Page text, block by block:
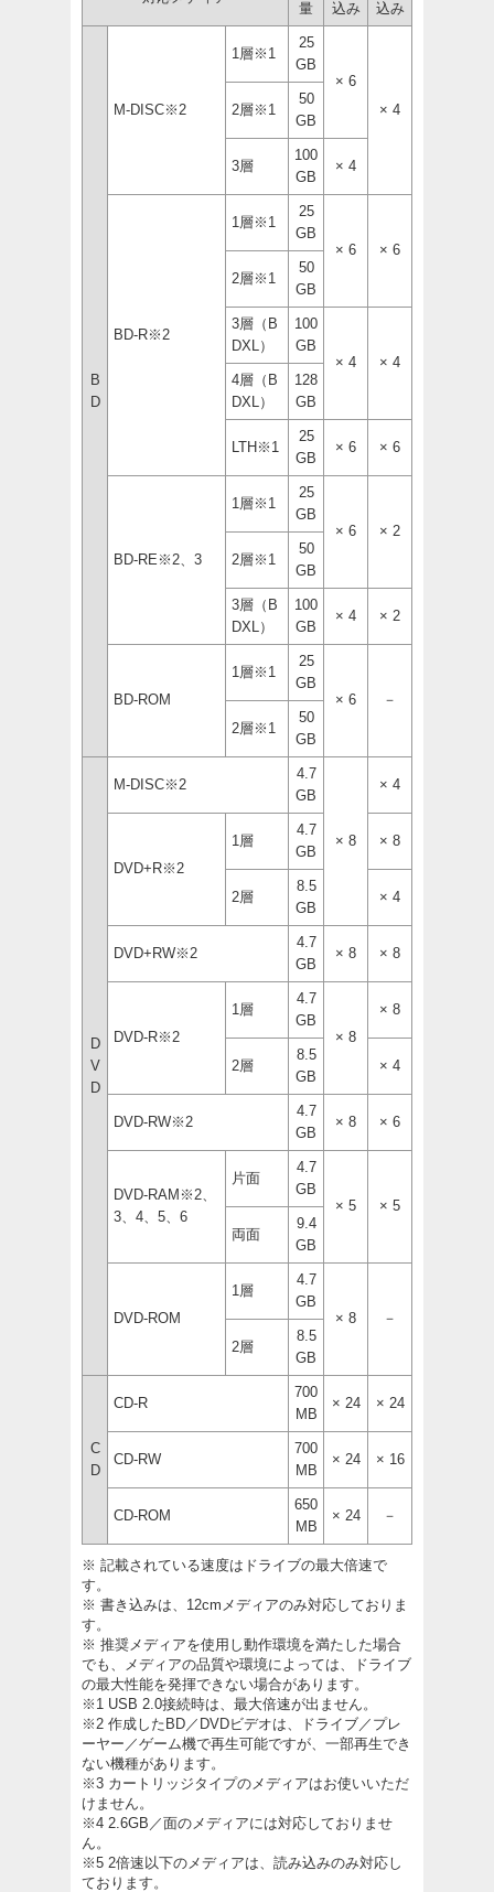
量 込み 込み
B
D
M-DISC※2
1層※1
25
GB
× 6
× 4
2層※1
50
GB
3層
100
GB
× 4
BD-R※2
1層※1
25
GB
× 6
× 6
2層※1
50
GB
3層（B
DXL）
100
GB
× 4
× 4
4層（B
DXL）
128
GB
LTH※1
25
GB
× 6 × 6
BD-RE※2、3
1層※1
25
GB
× 6
× 2
2層※1
50
GB
3層（B
DXL）
100
GB
× 4 × 2
BD-ROM
1層※1
25
GB
× 6
－
2層※1
50
GB
D
V
D
M-DISC※2
4.7
GB
× 8
× 4
DVD+R※2
1層
4.7
GB
× 8
2層
8.5
GB
× 4
DVD+RW※2
4.7
GB
× 8 × 8
DVD-R※2
1層
4.7
GB
× 8
× 8
2層
8.5
GB
× 4
DVD-RW※2
4.7
GB
× 8 × 6
DVD-RAM※2、
3、4、5、6
片面
4.7
GB
× 5
× 5
両面
9.4
GB
DVD-ROM
1層
4.7
GB
× 8
－
2層
8.5
GB
C
D
CD-R
700
MB
× 24 × 24
CD-RW
700
MB
× 24 × 16
CD-ROM
650
MB
× 24 －
※ 記載されている速度はドライブの最大倍速で
す。
※ 書き込みは、12cmメディアのみ対応しておりま
す。
※ 推奨メディアを使用し動作環境を満たした場合
でも、メディアの品質や環境によっては、ドライブ
の最大性能を発揮できない場合があります。
※1 USB 2.0接続時は、最大倍速が出ません。
※2 作成したBD／DVDビデオは、ドライブ／プレ
ーヤー／ゲーム機で再生可能ですが、一部再生でき
ない機種があります。
※3 カートリッジタイプのメディアはお使いいただ
けません。
※4 2.6GB／面のメディアには対応しておりませ
ん。
※5 2倍速以下のメディアは、読み込みのみ対応し
ております。